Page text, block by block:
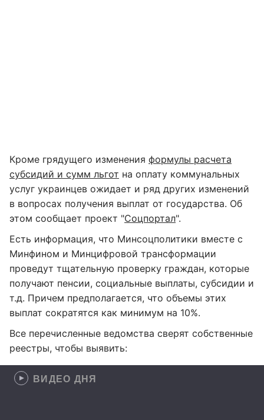
Кроме грядущего изменения формулы расчета
субсидий и сумм льгот на оплату коммунальных
услуг украинцев ожидает и ряд других изменений
в вопросах получения выплат от государства. Об
этом сообщает проект "Соцпортал".
Есть информация, что Минсоцполитики вместе с
Минфином и Минцифровой трансформации
проведут тщательную проверку граждан, которые
получают пенсии, социальные выплаты, субсидии и
т.д. Причем предполагается, что объемы этих
выплат сократятся как минимум на 10%.
Все перечисленные ведомства сверят собственные
реестры, чтобы выявить:
ВИДЕО ДНЯ